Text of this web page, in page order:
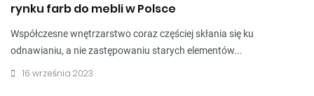
rynku farb do mebli w Polsce
Współczesne wnętrzarstwo coraz częściej skłania się ku
odnawianiu, a nie zastępowaniu starych elementów...
16 września 2023